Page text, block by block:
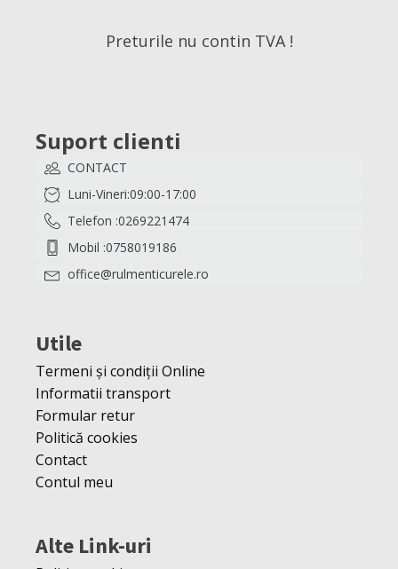
Preturile nu contin TVA !
Suport clienti
CONTACT
Luni-Vineri:09:00-17:00
Telefon :0269221474
Mobil :0758019186
office@rulmenticurele.ro
Utile
Termeni și condiții Online
Informatii transport
Formular retur
Politică cookies
Contact
Contul meu
Alte Link-uri